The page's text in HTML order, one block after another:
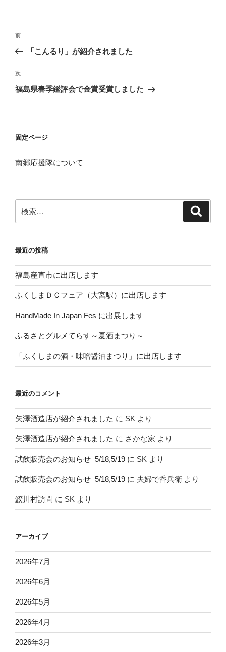
投
ビ
ゲ
ン
前
の
稿
前
「こんるり」が紹介されました
次
の
次
福島県春季鑑評会で金賞受賞しました
固定ページ
南郷応援隊について
索:
最近の投稿
福島産直市に出店します
ふくしまＤＣフェア（大宮駅）に出店します
HandMade In Japan Fes に出展します
ふるさとグルメてらす～夏酒まつり～
「ふくしまの酒・味噌醤油まつり」に出店します
最近のコメント
矢澤酒造店が紹介されました に SK より
矢澤酒造店が紹介されました に さかな家 より
試飲販売会のお知らせ_5/18,5/19 に SK より
試飲販売会のお知らせ_5/18,5/19 に 夫婦で呑兵衛 より
鮫川村訪問 に SK より
アーカイブ
2026年7月
2026年6月
2026年5月
2026年4月
2026年3月